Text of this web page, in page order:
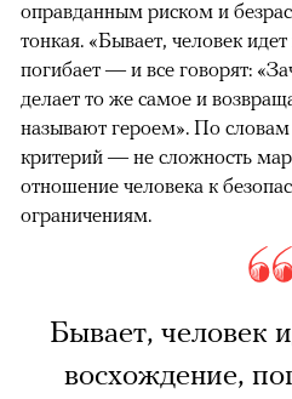
оправданным риском и
тонкая. «Бывает, человек
погибает — и все говорят:
делает то же самое и
называют героем». По
критерий — не сложность
отношение человека к
ограничениям.
Бывает, человек
восхождение,